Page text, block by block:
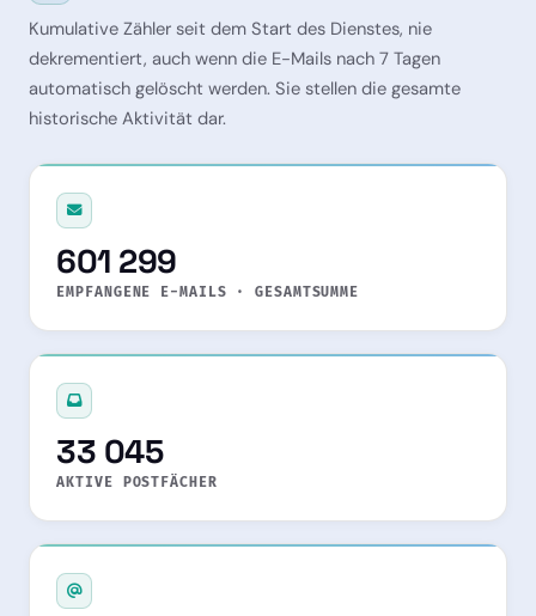
Kumulative Zähler seit dem Start des Dienstes, nie
dekrementiert, auch wenn die E-Mails nach 7 Tagen
automatisch gelöscht werden. Sie stellen die gesamte
historische Aktivität dar.
601 299
EMPFANGENE E-MAILS · GESAMTSUMME
33 045
AKTIVE POSTFÄCHER